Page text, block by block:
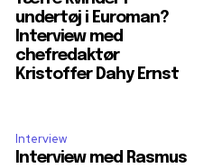
undertøj i Euroman?
Interview med
chefredaktør
Kristoffer Dahy Ernst
Interview
Interview med Rasmus